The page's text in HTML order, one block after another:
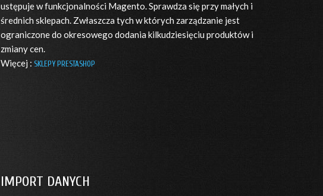
ustępuje w funkcjonalności Magento. Sprawdza się przy małych i
średnich sklepach. Zwłaszcza tych w których zarządzanie jest
ograniczone do okresowego dodania kilkudziesięciu produktów i
zmiany cen.
Więcej : SKLEPY PRESTASHOP
IMPORT DANYCH